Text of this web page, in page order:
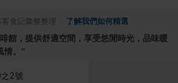
食記彙整整理 了解我們如何精選
館，提供舒適空間，享受悠閒時光，品味暖
。 ”
2號